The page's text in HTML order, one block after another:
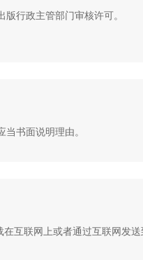
行政主管部门审核许可。
书面说明理由。
互联网上或者通过互联网发